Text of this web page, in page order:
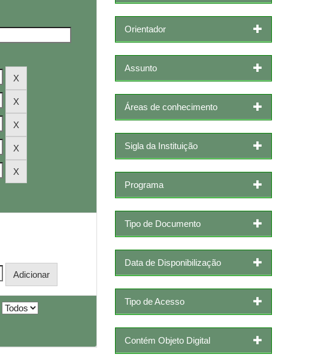
Orientador
Assunto
Áreas de conhecimento
Sigla da Instituição
Programa
Tipo de Documento
Data de Disponibilização
Tipo de Acesso
Contém Objeto Digital